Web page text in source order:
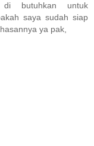
butuhkan untuk
saya sudah siap
ya pak,